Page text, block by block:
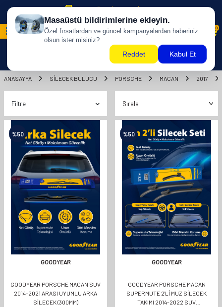
500 TL ÜZERİ KARGO BİZDEN !
0
ANASAYFA SILECEK BULUCU PORSCHE MACAN 2017
Filtre
%50
GOODYEAR
GOODYEAR PORSCHE MACAN SUV
2014-2021 ARASI UYUMLU ARKA
SILECEK (300MM)
%50
GOODYEAR
GOODYEAR PORSCHE MACAN
SUPERMUTE 2'LI MUZ SILECEK
TAKIMI 2014-2022 SUV